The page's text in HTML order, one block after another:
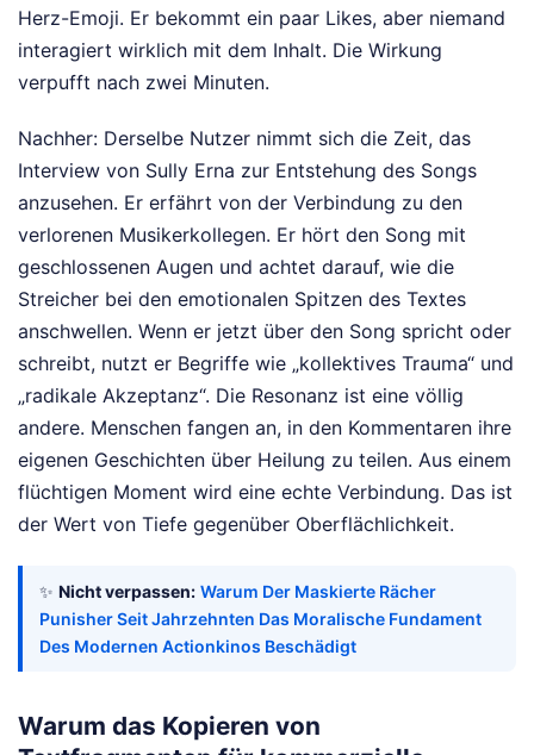
Herz-Emoji. Er bekommt ein paar Likes, aber niemand
interagiert wirklich mit dem Inhalt. Die Wirkung
verpufft nach zwei Minuten.
Nachher: Derselbe Nutzer nimmt sich die Zeit, das
Interview von Sully Erna zur Entstehung des Songs
anzusehen. Er erfährt von der Verbindung zu den
verlorenen Musikerkollegen. Er hört den Song mit
geschlossenen Augen und achtet darauf, wie die
Streicher bei den emotionalen Spitzen des Textes
anschwellen. Wenn er jetzt über den Song spricht oder
schreibt, nutzt er Begriffe wie „kollektives Trauma“ und
„radikale Akzeptanz“. Die Resonanz ist eine völlig
andere. Menschen fangen an, in den Kommentaren ihre
eigenen Geschichten über Heilung zu teilen. Aus einem
flüchtigen Moment wird eine echte Verbindung. Das ist
der Wert von Tiefe gegenüber Oberflächlichkeit.
✨ Nicht verpassen: Warum Der Maskierte Rächer
Punisher Seit Jahrzehnten Das Moralische Fundament
Des Modernen Actionkinos Beschädigt
Warum das Kopieren von